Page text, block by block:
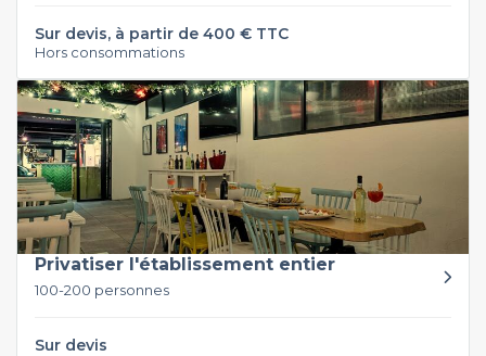
Sur devis, à partir de 400 € TTC
Hors consommations
Privatiser l'établissement entier
100-200 personnes
Sur devis